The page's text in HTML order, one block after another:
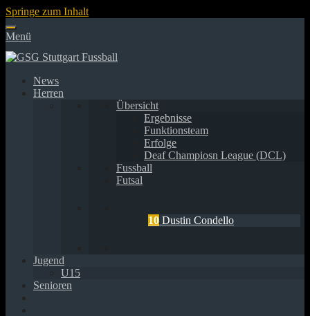
Springe zum Inhalt
Menü
News
Herren
Übersicht
Ergebnisse
Funktionsteam
Erfolge
Deaf Champiosn League (DCL)
Fussball
Futsal
10 Dustin Condello
Jugend
U15
Senioren